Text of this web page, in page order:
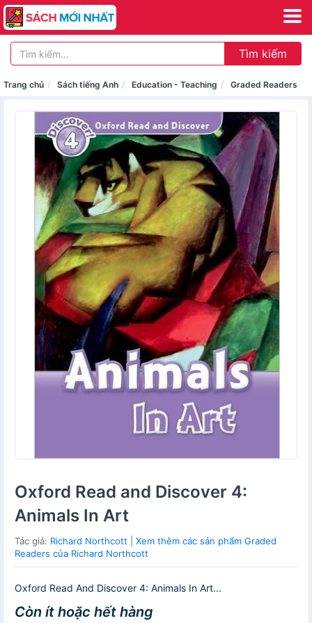
Tìm kiếm
Trang chủ Sách tiếng Anh Education - Teaching Graded Readers
Oxford Read and Discover 4:
Animals In Art
Tác giả: Richard Northcott
Xem thêm các sản phẩm Graded
Readers của Richard Northcott
Oxford Read And Discover 4: Animals In Art...
Còn ít hoặc hết hàng